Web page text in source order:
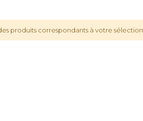
produits correspondants à votre sélection.